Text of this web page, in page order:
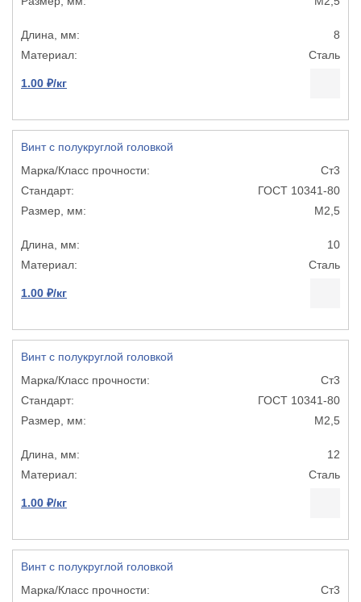
8
Сталь
1.00 ₽/кг
Винт с полукруглой головкой
Ст3
ГОСТ 10341-80
М2,5
10
Сталь
1.00 ₽/кг
Винт с полукруглой головкой
Ст3
ГОСТ 10341-80
М2,5
12
Сталь
1.00 ₽/кг
Винт с полукруглой головкой
Ст3